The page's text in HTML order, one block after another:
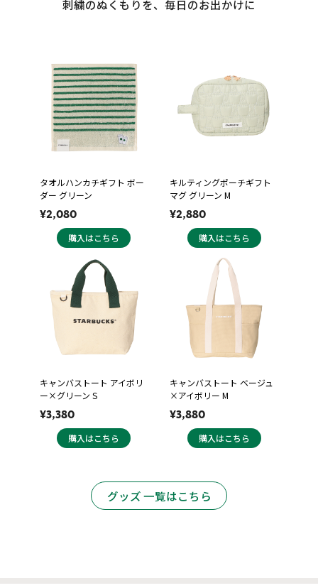
刺繍のぬくもりを、毎日のお出かけに
タオルハンカチギフト ボー
ダー グリーン
¥2,080
購入はこちら
キルティングポーチギフト
マグ グリーン M
¥2,880
購入はこちら
キャンバストート アイボリ
ー×グリーン S
¥3,380
購入はこちら
キャンバストート ベージュ
×アイボリー M
¥3,880
購入はこちら
グッズ 一覧はこちら